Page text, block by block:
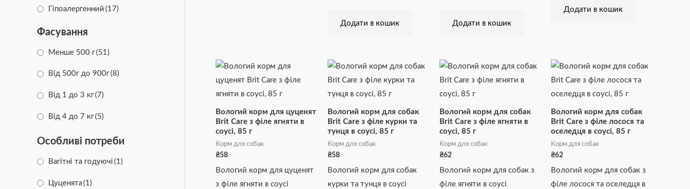
Гіпоалергенний (17)
Фасування
Менше 500 г(51)
Від 500г до 900г(8)
Від 1 до 3 кг(7)
Від 4 до 7 кг(5)
Особливі потреби
Вагітні та годуючі (1)
Цуценята(1)
Додати в кошик Додати в кошик
Додати в кошик
Вологий корм для цуценят
Brit Care з філе ягняти в
соусі, 85 г
Корм для собак
₴58
Вологий корм для цуценят
з філе ягняти в соусі
Вологий корм для собак
Brit Care з філе курки та
тунця в соусі, 85 г
Корм для собак
₴58
Вологий корм для собак
курки та тунця в соусі
Вологий корм для собак
Brit Care з філе ягняти в
соусі, 85 г
Корм для собак
₴62
Вологий корм для собак з
філе ягняти в соусі
Вологий корм для собак
Brit Care з філе лосося та
оселедця в соусі, 85 г
Корм для собак
₴62
Вологий корм для собак з
філе лосося та оселедця в